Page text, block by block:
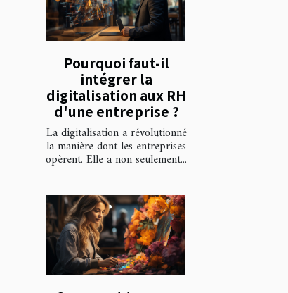
Pourquoi faut-il
intégrer la
digitalisation aux RH
d'une entreprise ?
La digitalisation a révolutionné
la manière dont les entreprises
opèrent. Elle a non seulement...